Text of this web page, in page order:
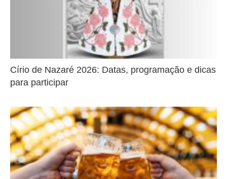
Círio de Nazaré 2026: Datas, programação e dicas
para participar